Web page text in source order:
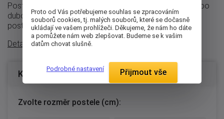
Postel Nikoleta s plným čelem se vyrábí z bukového nebo
dubového masivu o síle 27mm (bočnice) a 40 mm (čela
postele) a se strukturou dřeva ...
Detailní popis
Konfigurace produktu
Zvolte rozměr postele (cm):
Proto od Vás potřebujeme souhlas se zpracováním
souborů cookies, tj. malých souborů, které se dočasně
ukládají ve vašem prohlížeči. Děkujeme, že nám ho dáte
a pomůžete nám web zlepšovat. Budeme se k vašim
datům chovat slušně.
Podrobné nastavení Přijmout vše